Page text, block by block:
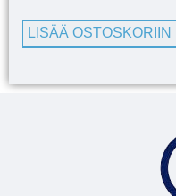
LISÄÄ OSTOSKORIIN